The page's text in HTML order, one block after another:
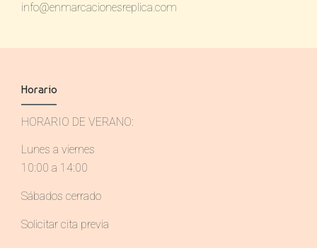
info@enmarcacionesreplica.com
Horario
HORARIO DE VERANO:
Lunes a viernes
10:00 a 14:00
Sábados cerrado
Solicitar cita previa